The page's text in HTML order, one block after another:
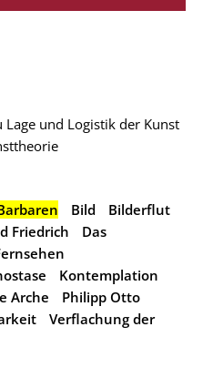
Lage und Logistik der Kunst
Bild
Bilderflut
Friedrich
Das
Kontemplation
Arche
Philipp Otto
Verflachung der